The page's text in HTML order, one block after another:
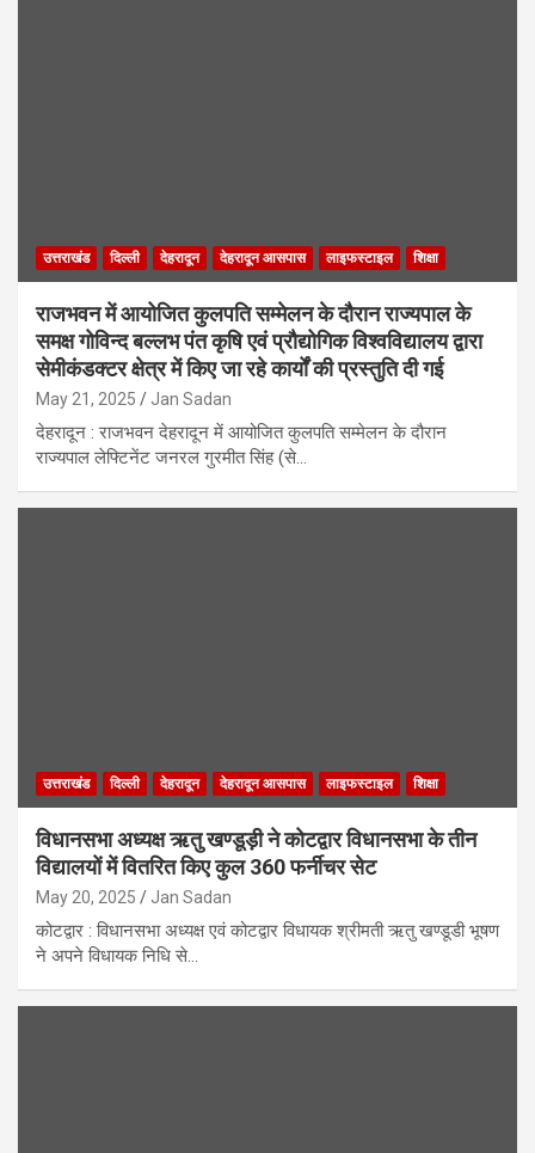
उत्तराखंड दिल्ली देहरादून देहरादून आसपास लाइफस्टाइल शिक्षा
राजभवन में आयोजित कुलपति सम्मेलन के दौरान राज्यपाल के
समक्ष गोविन्द बल्लभ पंत कृषि एवं प्रौद्योगिक विश्वविद्यालय द्वारा
सेमीकंडक्टर क्षेत्र में किए जा रहे कार्यों की प्रस्तुति दी गई
May 21, 2025 Jan Sadan
देहरादून : राजभवन देहरादून में आयोजित कुलपति सम्मेलन के दौरान
राज्यपाल लेफ्टिनेंट जनरल गुरमीत सिंह (से…
उत्तराखंड दिल्ली देहरादून देहरादून आसपास लाइफस्टाइल शिक्षा
विधानसभा अध्यक्ष ऋतु खण्डूड़ी ने कोटद्वार विधानसभा के तीन
विद्यालयों में वितरित किए कुल 360 फर्नीचर सेट
May 20, 2025 Jan Sadan
कोटद्वार : विधानसभा अध्यक्ष एवं कोटद्वार विधायक श्रीमती ऋतु खण्डूडी भूषण
ने अपने विधायक निधि से…